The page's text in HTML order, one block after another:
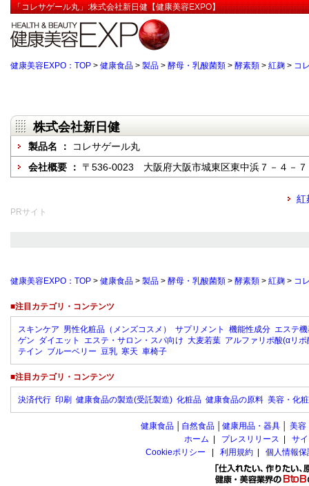
「コレサゲール丸」:株式会社新日健【健康美容EXPO】
健康美容EXPO：TOP > 健康食品 > 製品 > 酵母・乳酸菌類 > 酵素類 > 紅麹 > コ
株式会社新日健
製品名 ：
コレサゲール丸
会社概要 ： 〒536-0023 大阪府大阪市城東区東中浜７－４－７
紅
PRサイト
健康美容EXPO：TOP > 健康食品 > 製品 > 酵母・乳酸菌類 > 酵素類 > 紅麹 > コ
■注目カテゴリ・コンテンツ
スキンケア 男性化粧品（メンズコスメ） サプリメント 機能性成分 エステ
ゲン ダイエット エステ・サロン・スパ向け 大麦若葉 アルファリポ酸(αリポ
テイン ブルーベリー 豆乳 寒天 車椅子
■注目カテゴリ・コンテンツ
決済代行 印刷 健康食品の製造(受託製造) 化粧品 健康食品の原料 美容・化
健康食品 自然食品 健康用品・器具 美容
ホーム
プレスリリース
サ
Cookieポリシー
利用規約 個人情報